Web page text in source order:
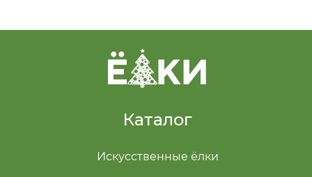
Каталог
Искусственные ёлки